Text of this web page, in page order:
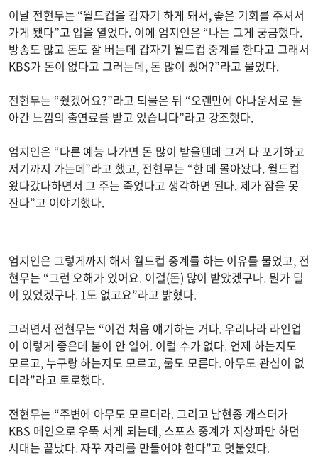
이날 전현무는 “월드컵을 갑자기 하게 돼서, 좋은 기회를 주셔서
가게 됐다”고 입을 열었다. 이에 엄지인은 “나는 그게 궁금했다.
방송도 많고 돈도 잘 버는데 갑자기 월드컵 중계를 한다고 그래서
KBS가 돈이 없다고 그러는데, 돈 많이 줬어?”라고 물었다.
전현무는 “줬겠어요?”라고 되물은 뒤 “오랜만에 아나운서로 돌
아간 느낌의 출연료를 받고 있습니다”라고 강조했다.
엄지인은 “다른 예능 나가면 돈 많이 받을텐데 그거 다 포기하고
저기까지 가는데”라고 했고, 전현무는 “한 데 몰아놨다. 월드컵
왔다갔다하면서 그 주는 죽었다고 생각하면 된다. 제가 잠을 못
잔다”고 이야기했다.
엄지인은 그렇게까지 해서 월드컵 중계를 하는 이유를 물었고, 전
현무는 “그런 오해가 있어요. 이걸(돈) 많이 받았겠구나. 뭔가 딜
이 있었겠구나. 1도 없고요”라고 밝혔다.
그러면서 전현무는 “이건 처음 얘기하는 거다. 우리나라 라인업
이 이렇게 좋은데 붐이 안 일어. 이럴 수가 없다. 언제 하는지도
모르고, 누구랑 하는지도 모르고, 룰도 모른다. 아무도 관심이 없
더라”라고 토로했다.
전현무는 “주변에 아무도 모르더라. 그리고 남현종 캐스터가
KBS 메인으로 우뚝 서게 되는데, 스포츠 중계가 지상파만 하던
시대는 끝났다. 자꾸 자리를 만들어야 한다”고 덧붙였다.